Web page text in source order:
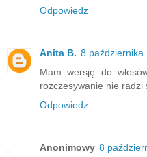
Odpowiedz
Anita B. 8 października
Mam wersję do
rozczesywanie nie radzi
Odpowiedz
Anonimowy 8